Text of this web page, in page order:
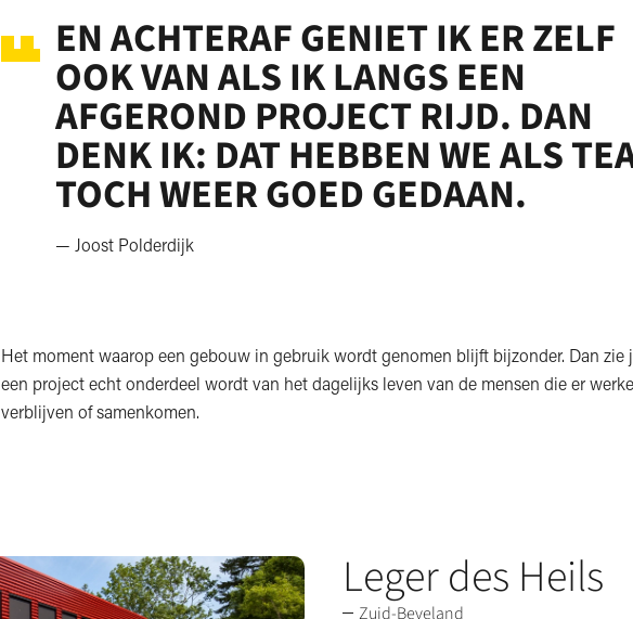
EN ACHTERAF GENIET IK ER ZELF
OOK VAN ALS IK LANGS EEN
AFGEROND PROJECT RIJD. DAN
DENK IK: DAT HEBBEN WE ALS
TOCH WEER GOED GEDAAN.
— Joost Polderdijk
Het moment waarop een gebouw in gebruik wordt genomen blijft bijzonder. Dan zie
een project echt onderdeel wordt van het dagelijks leven van de mensen die er
verblijven of samenkomen.
Leger des Heils
Zuid-Beveland